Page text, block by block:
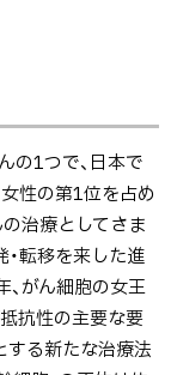
の1つで、日本で
性の第1位を占め
治療としてさま
転移を来した進
がん細胞の女王
抗性の主要な要
する新たな治療法